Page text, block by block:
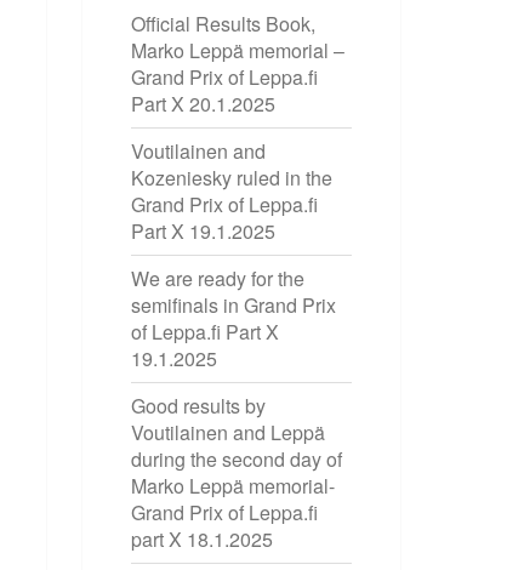
Official Results Book,
Marko Leppä memorial –
Grand Prix of Leppa.fi
Part X 20.1.2025
Voutilainen and
Kozeniesky ruled in the
Grand Prix of Leppa.fi
Part X 19.1.2025
We are ready for the
semifinals in Grand Prix
of Leppa.fi Part X
19.1.2025
Good results by
Voutilainen and Leppä
during the second day of
Marko Leppä memorial-
Grand Prix of Leppa.fi
part X 18.1.2025